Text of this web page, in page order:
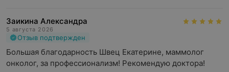
Заикина Александра
5 августа 2026
Отзыв подтвержден
Большая благодарность Швец Екатерине, маммолог
онколог, за профессионализм! Рекомендую доктора!